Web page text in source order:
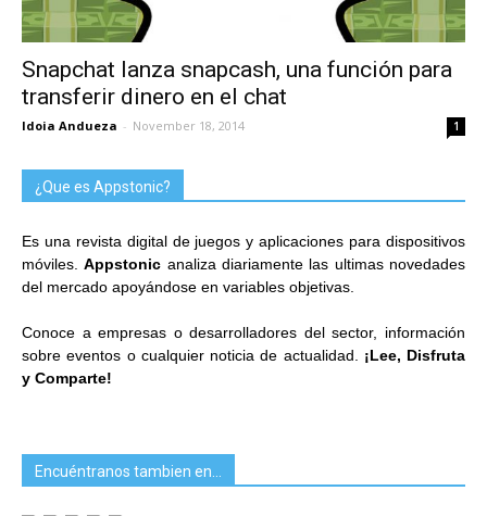
Snapchat lanza snapcash, una función para
transferir dinero en el chat
Idoia Andueza - November 18, 2014 1
¿Que es Appstonic?
Es una revista digital de juegos y aplicaciones para dispositivos
móviles.Appstonic analiza diariamente las ultimas novedades
del mercado apoyándose en variables objetivas.
Conoce a empresas o desarrolladores del sector, información
sobre eventos o cualquier noticia de actualidad. ¡Lee, Disfruta
y Comparte!
Encuéntranos tambien en…